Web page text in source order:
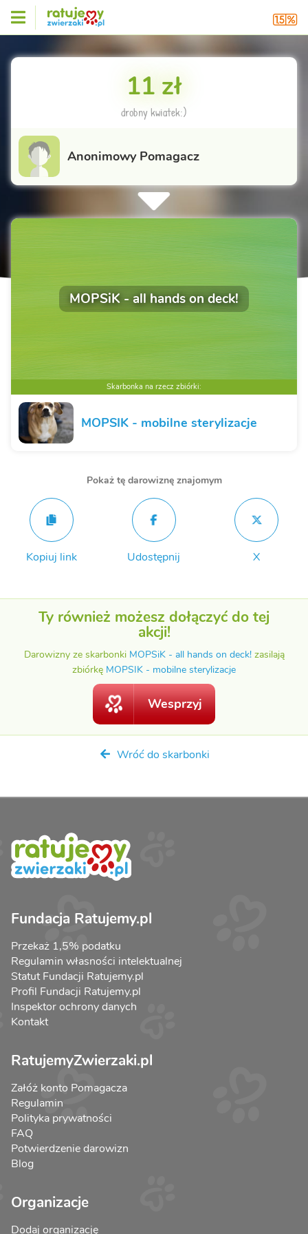
11 zł
drobny kwiatek:)
Anonimowy Pomagacz
MOPSiK - all hands on deck!
Skarbonka na rzecz zbiórki:
MOPSIK - mobilne sterylizacje
Pokaż tę darowiznę znajomym
Kopiuj link Udostępnij X
Ty również możesz dołączyć do tej
akcji!
Darowizny ze skarbonki MOPSiK - all hands on deck!zasilają
zbiórkę MOPSIK - mobilne sterylizacje
Wesprzyj
Wróć do skarbonki
Fundacja Ratujemy.pl
Przekaż 1,5% podatku
Regulamin własności intelektualnej
Statut Fundacji Ratujemy.pl
Profil Fundacji Ratujemy.pl
Inspektor ochrony danych
Kontakt
RatujemyZwierzaki.pl
Załóż konto Pomagacza
Regulamin
Polityka prywatności
FAQ
Potwierdzenie darowizn
Blog
Organizacje
Dodaj organizację